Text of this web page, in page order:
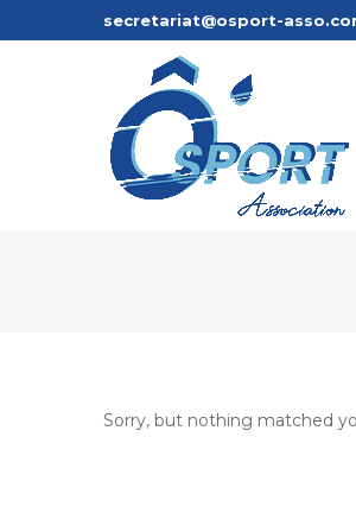
secretariat@osport-
Sorry, but nothing matched